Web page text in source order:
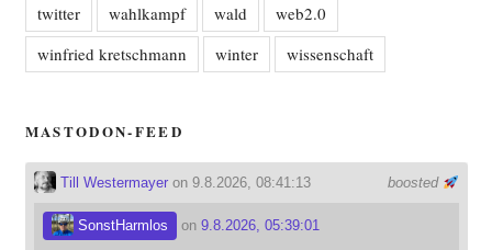
twitter
wahlkampf wald
web2.0
winfried kretschmann
winter wissenschaft
MASTODON-FEED
boosted
Till Westermayeron 9.8.2026, 08:41:13
SonstHarmlos on 9.8.2026, 05:39:01